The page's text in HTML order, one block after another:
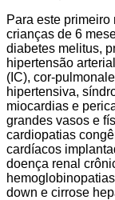
Para este
crianças de 6
diabetes melitus,
hipertensão
(IC), cor-
hipertensiva,
miocardias e
grandes vasos e
cardiopatias
cardíacos
doença renal
down e cirrose